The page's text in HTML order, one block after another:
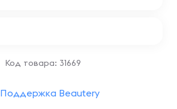
Код товара: 31669
Поддержка Beautery